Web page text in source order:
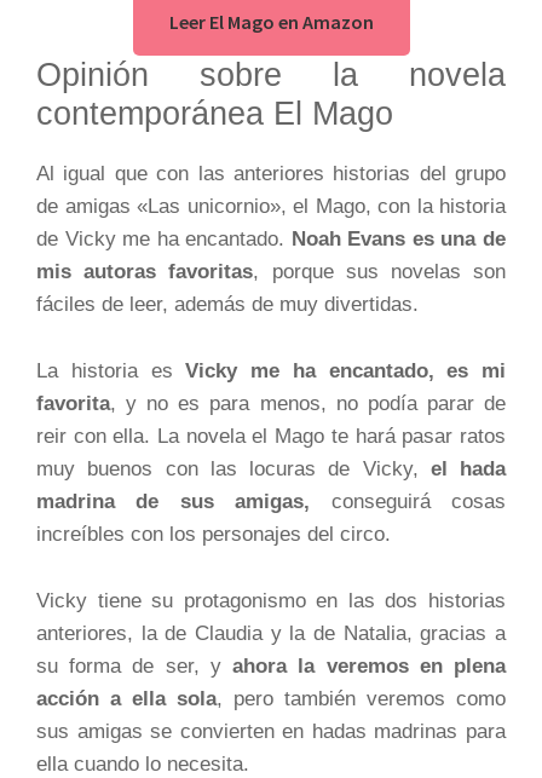
Leer El Mago en Amazon
Opinión sobre la novela
contemporánea El Mago
Al igual que con las anteriores historias del grupo
de amigas «Las unicornio», el Mago, con la historia
de Vicky me ha encantado. Noah Evans es una de
mis autoras favoritas, porque sus novelas son
fáciles de leer, además de muy divertidas.
La historia esVicky me ha encantado, es mi
favorita, y no es para menos, no podía parar de
reir con ella. La novela el Mago te hará pasar ratos
muy buenos con las locuras de Vicky, el hada
madrina de sus amigas, conseguirá cosas
increíbles con los personajes del circo.
Vicky tiene su protagonismo en las dos historias
anteriores, la de Claudia y la de Natalia, gracias a
su forma de ser, yahora la veremos en plena
acción a ella sola, pero también veremos como
sus amigas se convierten en hadas madrinas para
ella cuando lo necesita.